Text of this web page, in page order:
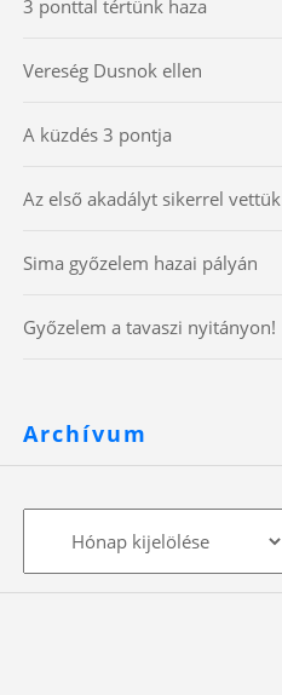
3 ponttal tértünk haza
Vereség Dusnok ellen
A küzdés 3 pontja
Az első akadályt sikerrel vettük
Sima győzelem hazai pályán
Győzelem a tavaszi nyitányon!
Archívum